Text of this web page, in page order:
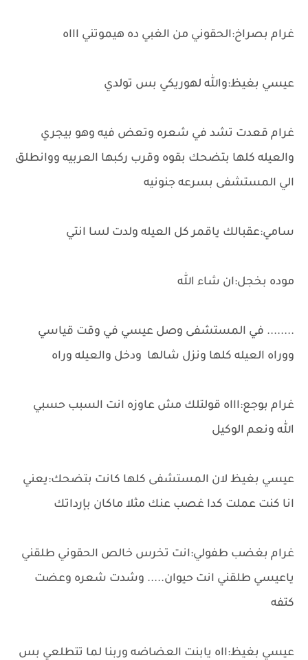
غرام بصراخ:الحقوني من الغبي ده هيموتني اااه
عيسي بغيظ:والله لهوريكي بس تولدي
غرام قعدت تشد في شعره وتعض فيه وهو بيجري
والعيله كلها بتضحك بقوه وقرب ركبها العربيه ووانطلق
الي المستشفى بسرعه جنونيه
سامي:عقبالك ياقمر كل العيله ولدت لسا انتي
موده بخجل:ان شاء الله
........ في المستشفى وصل عيسي في وقت قياسي
ووراه العيله كلها ونزل شالها ودخل والعيله وراه
غرام بوجع:اااه قولتلك مش عاوزه انت السبب حسبي
الله ونعم الوكيل
عيسي بغيظ لان المستشفى كلها كانت بتضحك:يعني
انا كنت عملت كدا غصب عنك مثلا ماكان بإرداتك
غرام بغضب طفولي:انت تخرس خالص الحقوني طلقني
ياعيسي طلقني انت حيوان..... وشدت شعره وعضت
كتفه
عيسي بغيظ:ااه يابنت العضاضه وربنا لما تتطلعي بس